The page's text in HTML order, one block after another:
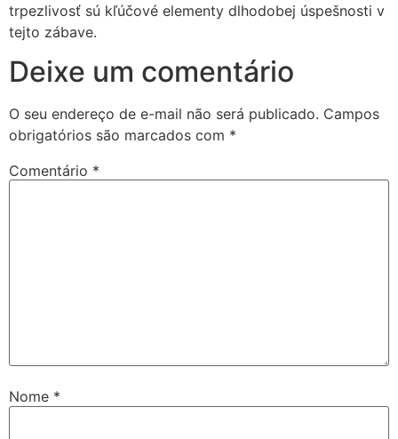
trpezlivosť sú kľúčové elementy dlhodobej úspešnosti v
tejto zábave.
Deixe um comentário
O seu endereço de e-mail não será publicado. Campos
obrigatórios são marcados com *
Comentário *
Nome *